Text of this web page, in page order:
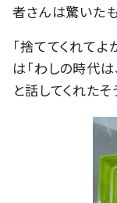
者さんは驚いた
「捨ててくれて
は「わしの時代
と話してくれたそ